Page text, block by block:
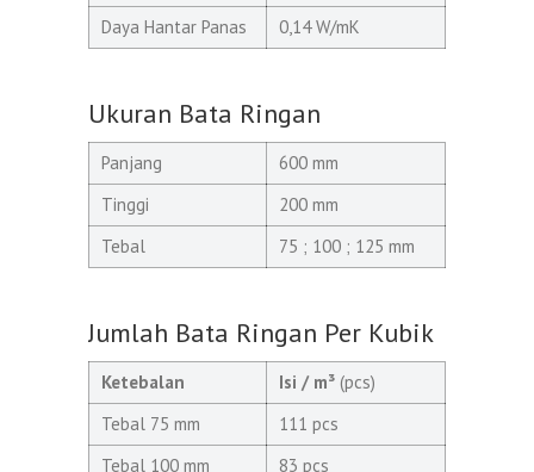
Daya Hantar Panas
0,14 W/mK
Ukuran Bata Ringan
Panjang
600 mm
Tinggi
200 mm
Tebal
75 ; 100 ; 125 mm
Jumlah Bata Ringan Per Kubik
Ketebalan Isi / m³ (pcs)
Tebal 75 mm
111 pcs
Tebal 100 mm
83 pcs